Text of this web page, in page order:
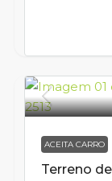
ACEITA CARRO
Terreno